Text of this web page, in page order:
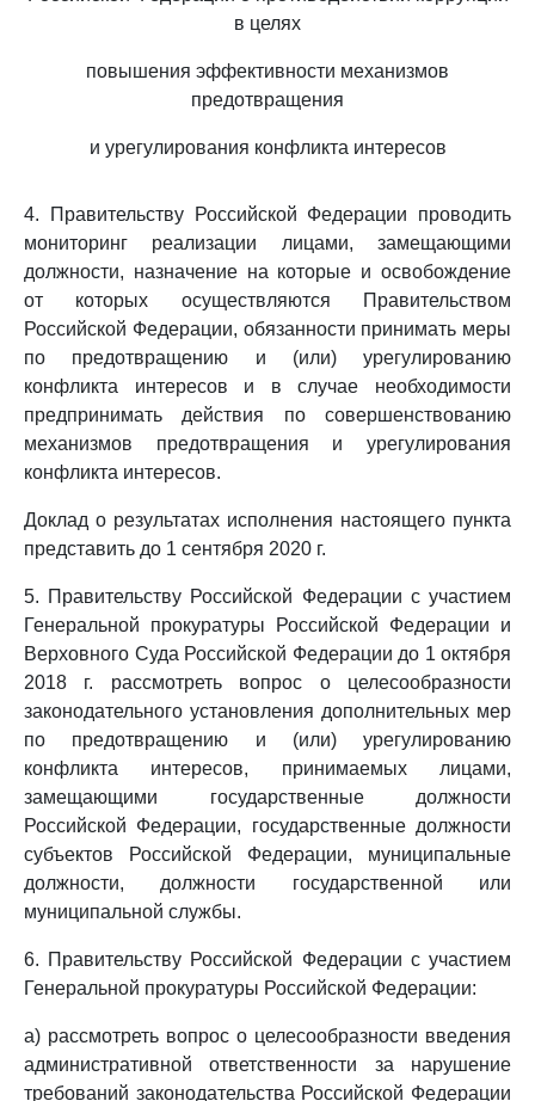
в целях
повышения эффективности механизмов
предотвращения
и урегулирования конфликта интересов
4. Правительству Российской Федерации проводить
мониторинг реализации лицами, замещающими
должности, назначение на которые и освобождение
от которых осуществляются Правительством
Российской Федерации, обязанности принимать меры
по предотвращению и (или) урегулированию
конфликта интересов и в случае необходимости
предпринимать действия по совершенствованию
механизмов предотвращения и урегулирования
конфликта интересов.
Доклад о результатах исполнения настоящего пункта
представить до 1 сентября 2020 г.
5. Правительству Российской Федерации с участием
Генеральной прокуратуры Российской Федерации и
Верховного Суда Российской Федерации до 1 октября
2018 г. рассмотреть вопрос о целесообразности
законодательного установления дополнительных мер
по предотвращению и (или) урегулированию
конфликта интересов, принимаемых лицами,
замещающими государственные должности
Российской Федерации, государственные должности
субъектов Российской Федерации, муниципальные
должности, должности государственной или
муниципальной службы.
6. Правительству Российской Федерации с участием
Генеральной прокуратуры Российской Федерации:
а) рассмотреть вопрос о целесообразности введения
административной ответственности за нарушение
требований законодательства Российской Федерации